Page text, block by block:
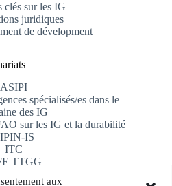
aux
clés sur les IG
juridiques
de dévelopment
ASIPI
spécialisés/es dans le
des IG
sur les IG et la durabilité
IS
ITC
TTGG